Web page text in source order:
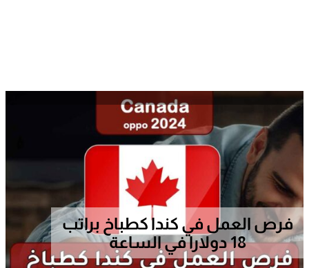
فرص العمل في كندا كطباخ براتب
18 دولارا في الساعة